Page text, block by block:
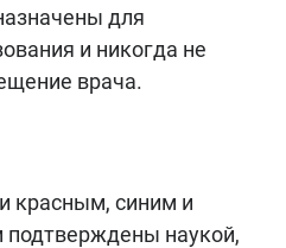
для
и никогда не
врача.
красным, синим и
наукой,